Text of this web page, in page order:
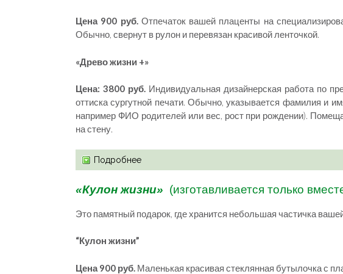
Цена 900 руб.Отпечаток вашей плаценты на
Обычно, свернут в рулон и перевязан красивой ленточкой.
«Древо жизни +»
Цена: 3800 руб. Индивидуальная дизайнерская работа по
оттиска сургутной печати. Обычно, указывается фамилия
например ФИО родителей или вес, рост при рождении).
на стену.
Подробнее
«Кулон жизни» (изготавливается только
Это памятный подарок, где хранится небольшая частичка
“Кулон жизни”
Цена 900 руб. Маленькая красивая стеклянная бутылочка с